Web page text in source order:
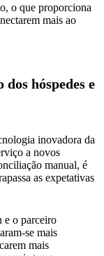
o que proporciona
mais ao
hóspedes e
inovadora da
a novos
manual, é
as expetativas
e o parceiro
se mais
mais